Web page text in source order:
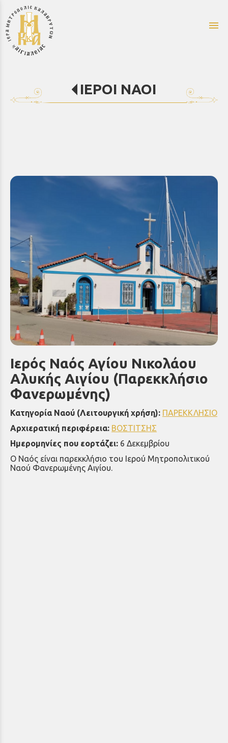
menu
ΙΕΡΟΙ ΝΑΟΙ
Ιερός Ναός Αγίου Νικολάου
Αλυκής Αιγίου (Παρεκκλήσιο
Φανερωμένης)
Κατηγορία Ναού (Λειτουργική χρήση): ΠΑΡΕΚΚΛΗΣΙΟ
Αρχιερατική περιφέρεια: ΒΟΣΤΙΤΣΗΣ
Ημερομηνίες που εορτάζει: 6 Δεκεμβρίου
Ο Ναός είναι παρεκκλήσιο του Ιερού Μητροπολιτικού
Ναού Φανερωμένης Αιγίου.